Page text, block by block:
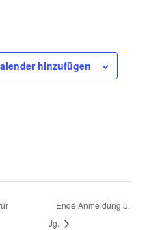
hinzufügen
Ende Anmeldung 5.
Jg.